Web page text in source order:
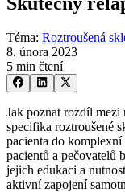
Téma: Roztroušená
8. února 2023
5 min čtení
Jak poznat rozdíl mezi
specifika roztroušené
pacienta do komplexní
pacientů a pečovatelů
jejich edukaci a
aktivní zapojení